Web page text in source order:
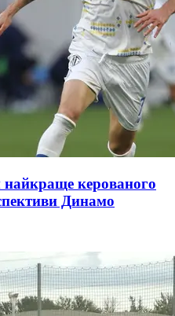
керованого
Динамо